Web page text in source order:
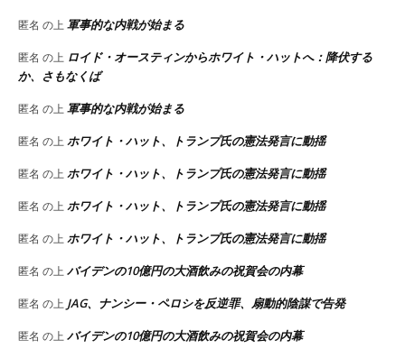
匿名 の上 軍事的な内戦が始まる
匿名 の上 ロイド・オースティンからホワイト・ハットへ：降伏する
か、さもなくば
匿名 の上 軍事的な内戦が始まる
匿名 の上 ホワイト・ハット、トランプ氏の憲法発言に動揺
匿名 の上 ホワイト・ハット、トランプ氏の憲法発言に動揺
匿名 の上 ホワイト・ハット、トランプ氏の憲法発言に動揺
匿名 の上 ホワイト・ハット、トランプ氏の憲法発言に動揺
匿名 の上 バイデンの10億円の大酒飲みの祝賀会の内幕
匿名 の上 JAG、ナンシー・ペロシを反逆罪、扇動的陰謀で告発
匿名 の上 バイデンの10億円の大酒飲みの祝賀会の内幕